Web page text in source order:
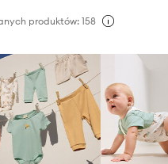
produktów: 158